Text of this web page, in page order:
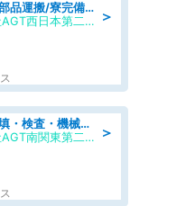
＞
自動車製品の機械加工・部品運搬/寮完備/日払い/工場・製造
UTエージェント株式会社AGT西日本第二CU
＞
建築用製品の仕込み・充填・検査・機械操作/寮完備/日払い/工場・製造
UTエージェント株式会社AGT南関東第二CU